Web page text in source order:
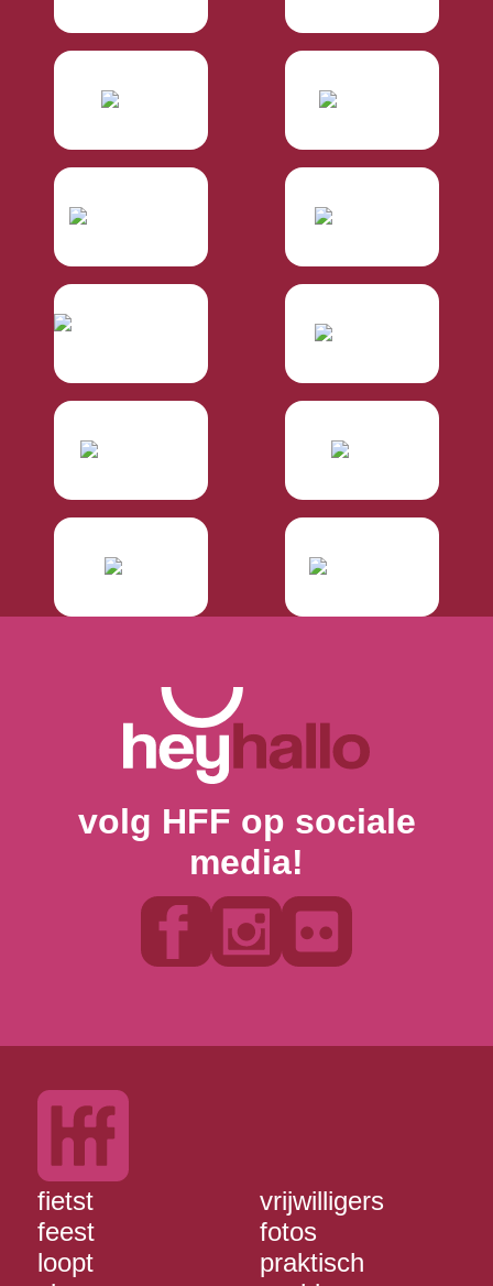
volg HFF op sociale
media!
fietst
feest
loopt
vrijwilligers
fotos
praktisch